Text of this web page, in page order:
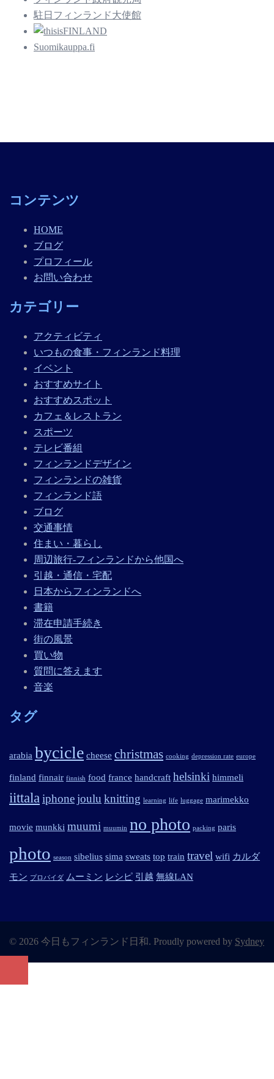
駐日フィンランド大使館
Suomikauppa.fi
コンテンツ
HOME
ブログ
プロフィール
お問い合わせ
カテゴリー
アクティビティ
いつもの食事・フィンランド料理
イベント
おすすめサイト
おすすめスポット
カフェ＆レストラン
スポーツ
テレビ番組
フィンランドデザイン
フィンランドの雑貨
フィンランド語
ブログ
交通事情
住まい・暮らし
周辺旅行-フィンランドから他国へ
引越・通信・宅配
日本からフィンランドへ
書籍
滞在申請手続き
街の風景
買い物
質問に答えます
音楽
タグ
arabia bycicle cheese christmas cooking depression rate europe
finland finnair finnish food france handcraft helsinki himmeli
iittalaiphonejoulu knitting learning life luggage marimekko
movie munkki muumi muumin no photo packing paris
photo season sibelius sima sweats top train travel wifi カルダ
モン プロバイダ ムーミン レシピ 引越 無線LAN
© 2026 今日もフィンランド日和. Proudly powered by Sydney